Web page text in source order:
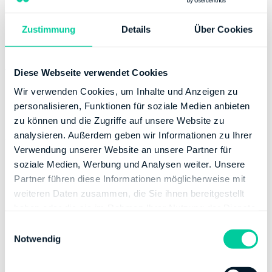
Zustimmung Details Über Cookies
Diese Webseite verwendet Cookies
Wir verwenden Cookies, um Inhalte und Anzeigen zu
personalisieren, Funktionen für soziale Medien anbieten
zu können und die Zugriffe auf unsere Website zu
analysieren. Außerdem geben wir Informationen zu Ihrer
Verwendung unserer Website an unsere Partner für
soziale Medien, Werbung und Analysen weiter. Unsere
Partner führen diese Informationen möglicherweise mit
weiteren Daten zusammen, die Sie ihnen bereitgestellt
Notwendig
Ausgaben an, die dem Finanzamt natürlich mitgeteilt
werden sollten. Wer sich davor scheut, muss am Ende in
den sauren Apfel beißen.
Vorteile einer Steuersoftware
Man muss kein Mathematik-Professor sein, um eine
Steuererklärung selber machen zu können. Was viele
nicht wissen, ist, dass sie keine besonderen
Vorkenntnisse im Steuerwesen benötigen, um sich eine
Steuer-Rückzahlung sichern zu können. Es lohnt sich
heutzutage nicht mehr, wegen der eigenen
Steuerangelegenheit einen Steuerberater zu
Mit der staatlichen Steuersoftware ELSTER kann die
Steuererklärung zwar online abgegeben werden,
dem Laien offenbart sich hier ein Kauderwelsch, das